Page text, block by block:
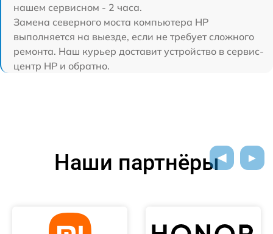
нашем сервисном - 2 часа.
Замена северного моста компьютера HP
выполняется на выезде, если не требует сложного
ремонта. Наш курьер доставит устройство в сервис-
центр HP и обратно.
Наши партнёры